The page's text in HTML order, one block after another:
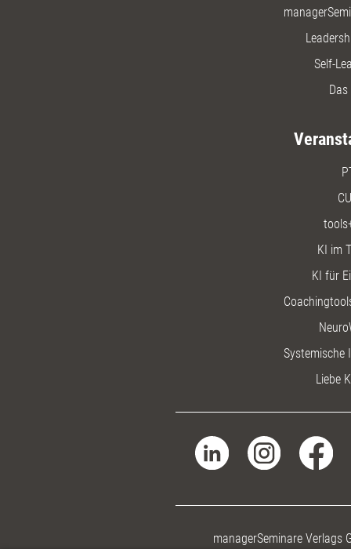
Self-
KI im
KI für
Systemische
Liebe
managerSeminare Verlags